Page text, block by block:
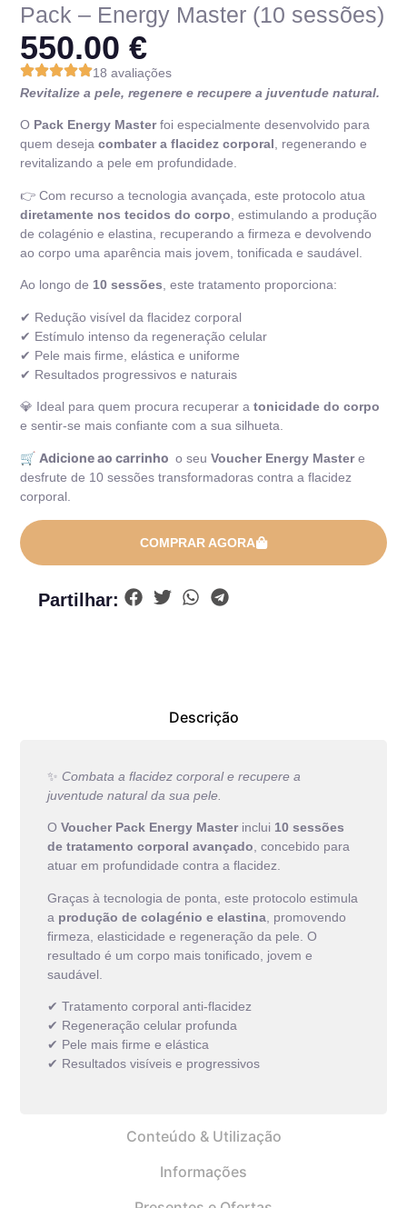
Pack – Energy Master (10 sessões)
550.00€
18 avaliações
Revitalize a pele, regenere e recupere a juventude natural.
O Pack Energy Masterfoi especialmente desenvolvido para
quem desejacombater a flacidez corporal, regenerando e
revitalizando a pele em profundidade.
👉 Com recurso a tecnologia avançada, este protocolo atua
diretamente nos tecidos do corpo , estimulando a produção
de colagénio e elastina, recuperando a firmeza e devolvendo
ao corpo uma aparência mais jovem, tonificada e saudável.
Ao longo de 10 sessões , este tratamento proporciona:
✔ Redução visível da flacidez corporal
✔ Estímulo intenso da regeneração celular
✔ Pele mais firme, elástica e uniforme
✔ Resultados progressivos e naturais
💎 Ideal para quem procura recuperar atonicidade do corpo
e sentir-se mais confiante com a sua silhueta.
🛒 Adicione ao carrinho o seuVoucher Energy Mastere
desfrute de 10 sessões transformadoras contra a flacidez
corporal.
COMPRAR AGORA
Partilhar:
Descrição
Conteúdo & Utilização
Informações
✨ Combata a flacidez corporal e recupere a
juventude natural da sua pele.
OVoucher Pack Energy Masterinclui 10 sessões
de tratamento corporal avançado, concebido para
atuar em profundidade contra a flacidez.
Graças à tecnologia de ponta, este protocolo estimula
a produção de colagénio e elastina , promovendo
firmeza, elasticidade e regeneração da pele. O
resultado é um corpo mais tonificado, jovem e
saudável.
✔ Tratamento corporal anti-flacidez
✔ Regeneração celular profunda
✔ Pele mais firme e elástica
✔ Resultados visíveis e progressivos